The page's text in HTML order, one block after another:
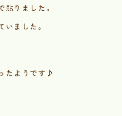
りました。
ました。
たようです♪